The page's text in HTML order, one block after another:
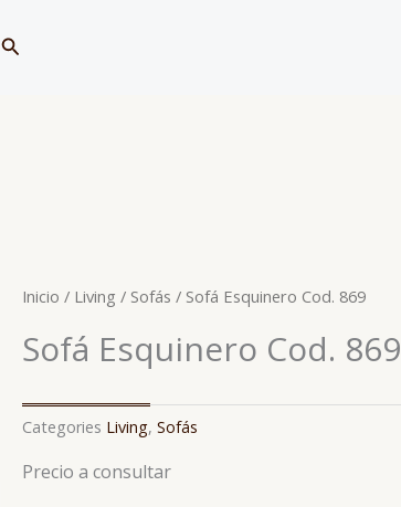
Buscar
Inicio / Living / Sofás / Sofá Esquinero Cod. 869
Sofá Esquinero Cod. 869
Categories Living, Sofás
Precio a consultar